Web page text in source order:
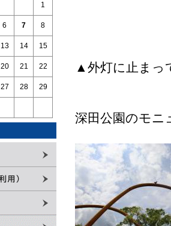
1
6 7 8
13 14 15
20 21 22
27 28 29
▲外灯に止まっ
深田公園のモニ